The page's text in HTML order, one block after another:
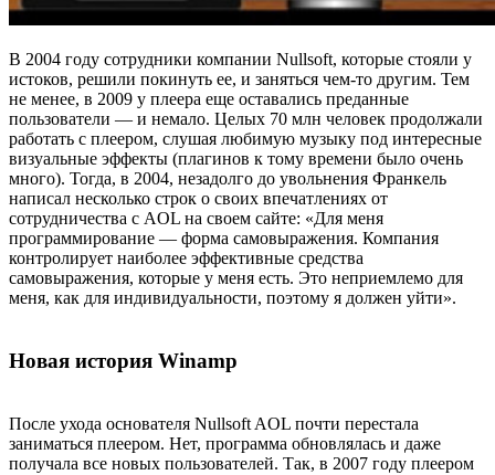
В 2004 году сотрудники компании Nullsoft, которые стояли у
истоков, решили покинуть ее, и заняться чем-то другим. Тем
не менее, в 2009 у плеера еще оставались преданные
пользователи — и немало. Целых 70 млн человек продолжали
работать с плеером, слушая любимую музыку под интересные
визуальные эффекты (плагинов к тому времени было очень
много). Тогда, в 2004, незадолго до увольнения Франкель
написал несколько строк о своих впечатлениях от
сотрудничества с AOL на своем сайте: «Для меня
программирование — форма самовыражения. Компания
контролирует наиболее эффективные средства
самовыражения, которые у меня есть. Это неприемлемо для
меня, как для индивидуальности, поэтому я должен уйти».
Новая история Winamp
После ухода основателя Nullsoft AOL почти перестала
заниматься плеером. Нет, программа обновлялась и даже
получала все новых пользователей. Так, в 2007 году плеером